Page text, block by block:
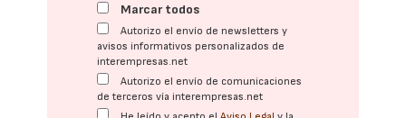
Marcar todos
Autorizo el envío de newsletters y
avisos informativos personalizados de
interempresas.net
Autorizo el envío de comunicaciones
de terceros vía interempresas.net